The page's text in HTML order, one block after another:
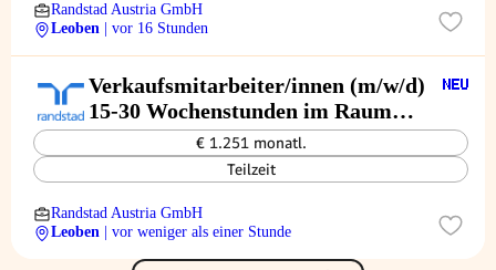
Randstad Austria GmbH
Leoben
| vor 16 Stunden
Verkaufsmitarbeiter/innen (m/w/d)
15-30 Wochenstunden im Raum
Leoben und Umgebung!
€ 1.251 monatl.
Teilzeit
Randstad Austria GmbH
Leoben
| vor weniger als einer Stunde